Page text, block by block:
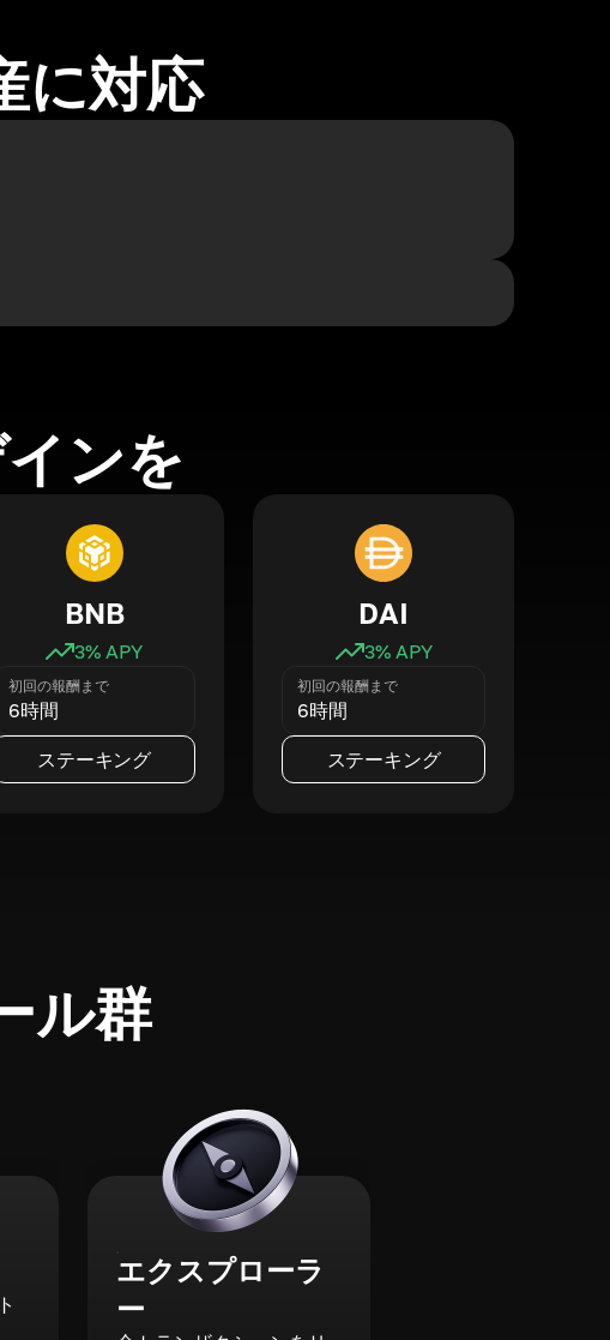
に対応
ンを
BNB
3% APY
初回の報酬まで
6時間
ステーキング
DAI
3% APY
初回の報酬まで
6時間
ステーキング
ル群
エクスプローラ
ー